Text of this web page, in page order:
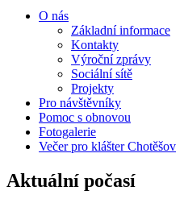
O nás
Základní informace
Kontakty
Výroční zprávy
Sociální sítě
Projekty
Pro návštěvníky
Pomoc s obnovou
Fotogalerie
Večer pro klášter Chotěšov
Aktuální počasí